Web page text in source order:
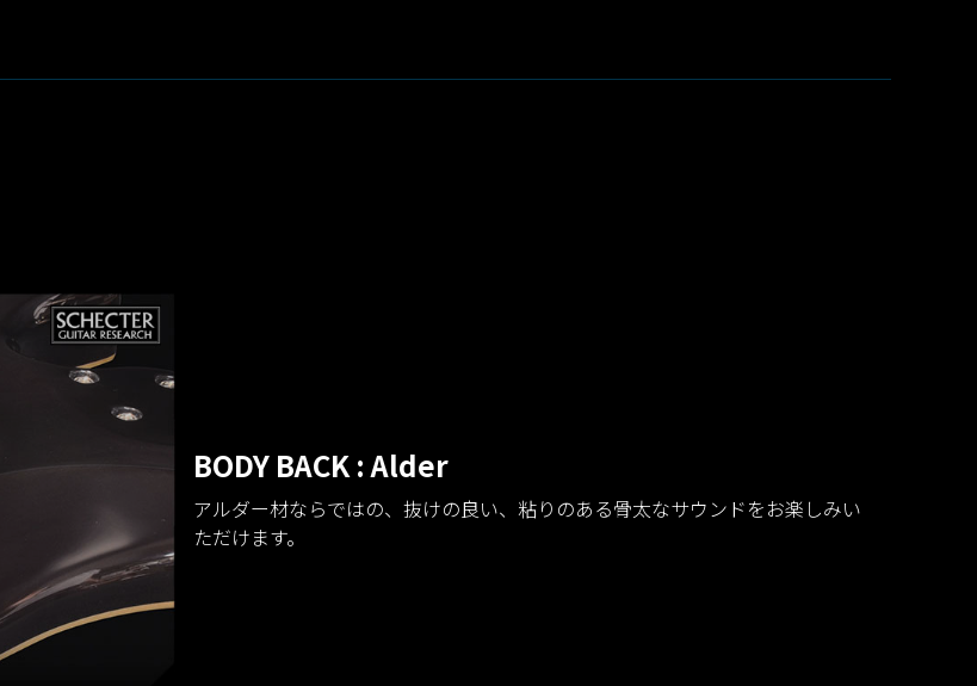
BODY BACK : Alder
アルダー材ならではの、抜けの良い、粘りのある骨太なサウンドをお楽しみい
ただけます。